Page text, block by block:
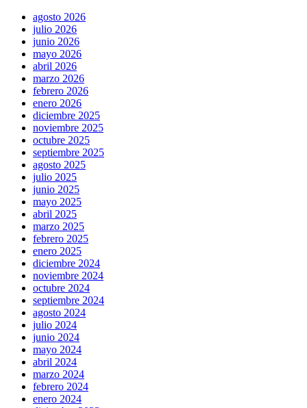
agosto 2026
julio 2026
junio 2026
mayo 2026
abril 2026
marzo 2026
febrero 2026
enero 2026
diciembre 2025
noviembre 2025
octubre 2025
septiembre 2025
agosto 2025
julio 2025
junio 2025
mayo 2025
abril 2025
marzo 2025
febrero 2025
enero 2025
diciembre 2024
noviembre 2024
octubre 2024
septiembre 2024
agosto 2024
julio 2024
junio 2024
mayo 2024
abril 2024
marzo 2024
febrero 2024
enero 2024